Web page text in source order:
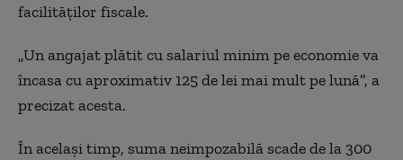
facilităților fiscale.
„Un angajat plătit cu salariul minim pe economie va
încasa cu aproximativ 125 de lei mai mult pe lună”, a
precizat acesta.
În același timp, suma neimpozabilă scade de la 300